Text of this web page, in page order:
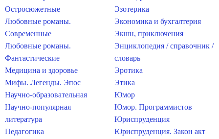
Остросюжетные
Любовные романы.
Современные
Любовные романы.
Фантастические
Медицина и здоровье
Мифы. Легенды. Эпос
Научно-образовательная
Научно-популярная
литература
Педагогика
Эзотерика
Экономика и бухгалтерия
Экшн, приключения
Энциклопедия / справочник /
словарь
Эротика
Этика
Юмор
Юмор. Программистов
Юриспруденция
Юриспруденция. Закон акт